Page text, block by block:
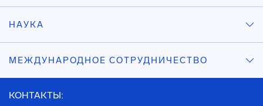
НАУКА
МЕЖДУНАРОДНОЕ СОТРУДНИЧЕСТВО
КОНТАКТЫ: